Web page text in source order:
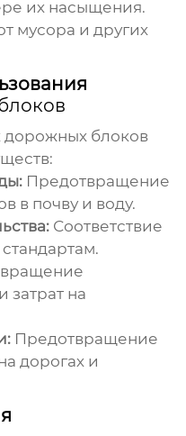
их насыщения.
мусора и других
дорожных блоков
Предотвращение
в почву и воду.
Соответствие
затрат на
Предотвращение
дорогах и